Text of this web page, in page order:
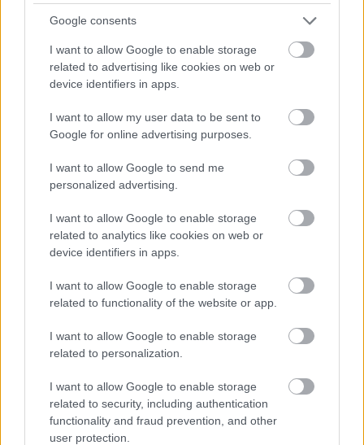
Google consents
I want to allow Google to enable storage
related to advertising like cookies on web or
device identifiers in apps.
I want to allow my user data to be sent to
Google for online advertising purposes.
I want to allow Google to send me
personalized advertising.
I want to allow Google to enable storage
related to analytics like cookies on web or
device identifiers in apps.
I want to allow Google to enable storage
related to functionality of the website or app.
I want to allow Google to enable storage
related to personalization.
I want to allow Google to enable storage
related to security, including authentication
functionality and fraud prevention, and other
user protection.
Meccs Center
Paris Saint-Germain
Felkészülési szezon 4. mérkőzés
Nya Ullevi, Göteborg
Leeds Unitedvs Manchester United2026-08-12 20:30
ELŐZŐ MÉRKŐZÉSEK